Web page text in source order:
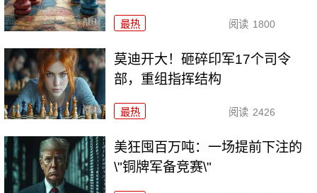
最热 阅读 1800
莫迪开大！砸碎印军17个司令
部，重组指挥结构
最热 阅读 2426
美狂囤百万吨：一场提前下注的
\"铜牌军备竞赛\"